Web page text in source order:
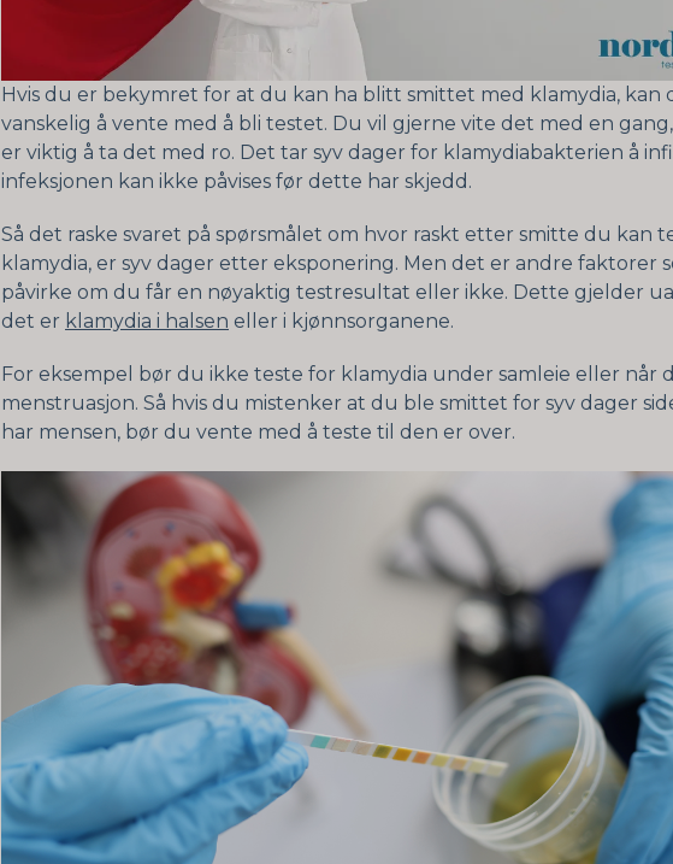
Hvis du er bekymret for at du kan ha blitt smittet med klamydia, kan
vanskelig å vente med å bli testet. Du vil gjerne vite det med en
er viktig å ta det med ro. Det tar syv dager for klamydiabakterien å
infeksjonen kan ikke påvises før dette har skjedd.
Så det raske svaret på spørsmålet om hvor raskt etter smitte du kan
klamydia, er syv dager etter eksponering. Men det er andre faktorer
påvirke om du får en nøyaktig testresultat eller ikke. Dette gjelder
det er klamydia i halsen eller i kjønnsorganene.
For eksempel bør du ikke teste for klamydia under samleie eller når
menstruasjon. Så hvis du mistenker at du ble smittet for syv dager
har mensen, bør du vente med å teste til den er over.